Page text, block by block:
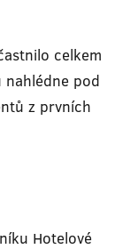
celkem
pod
z prvních
Hotelové